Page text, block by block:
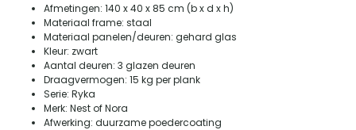
Afmetingen: 140 x 40 x 85 cm (b x d x h)
Materiaal frame: staal
Materiaal panelen/deuren: gehard glas
Kleur: zwart
Aantal deuren: 3 glazen deuren
Draagvermogen: 15 kg per plank
Serie: Ryka
Merk: Nest of Nora
Afwerking: duurzame poedercoating